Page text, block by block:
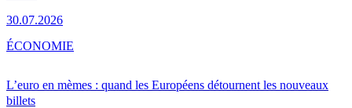
30.07.2026
L’euro en mèmes : quand les Européens détournent les nouveaux
billets
ÉCONOMIE